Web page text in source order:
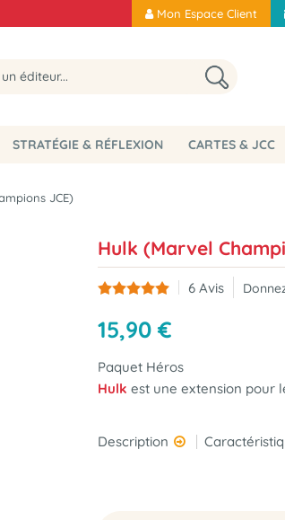
Mon Espace Client
STRATÉGIE & RÉFLEXION CARTES & JCC
JCE)
Hulk (Marvel
6 Avis
15,90 €
Paquet Héros
Hulk est une extension pour
Description